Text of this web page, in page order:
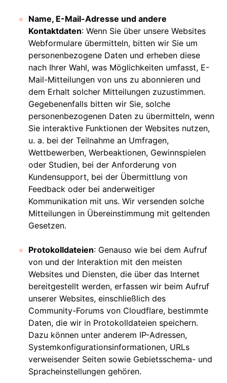
Name, E-Mail-Adresse und andere
Kontaktdaten: Wenn Sie über unsere Websites
Webformulare übermitteln, bitten wir Sie um
personenbezogene Daten und erheben diese
nach Ihrer Wahl, was Möglichkeiten umfasst, E-
Mail-Mitteilungen von uns zu abonnieren und
dem Erhalt solcher Mitteilungen zuzustimmen.
Gegebenenfalls bitten wir Sie, solche
personenbezogenen Daten zu übermitteln, wenn
Sie interaktive Funktionen der Websites nutzen,
u. a. bei der Teilnahme an Umfragen,
Wettbewerben, Werbeaktionen, Gewinnspielen
oder Studien, bei der Anforderung von
Kundensupport, bei der Übermittlung von
Feedback oder bei anderweitiger
Kommunikation mit uns. Wir versenden solche
Mitteilungen in Übereinstimmung mit geltenden
Gesetzen.
Protokolldateien: Genauso wie bei dem Aufruf
von und der Interaktion mit den meisten
Websites und Diensten, die über das Internet
bereitgestellt werden, erfassen wir beim Aufruf
unserer Websites, einschließlich des
Community-Forums von Cloudflare, bestimmte
Daten, die wir in Protokolldateien speichern.
Dazu können unter anderem IP-Adressen,
Systemkonfigurationsinformationen, URLs
verweisender Seiten sowie Gebietsschema- und
Spracheinstellungen gehören.